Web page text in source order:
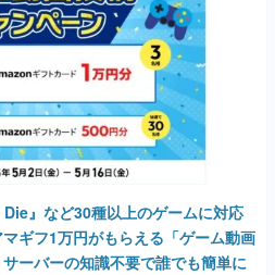
』など30種以上のゲームに対応
ギフ1万円がもらえる「ゲーム動画
ーバーの知識不要で誰でも簡単に